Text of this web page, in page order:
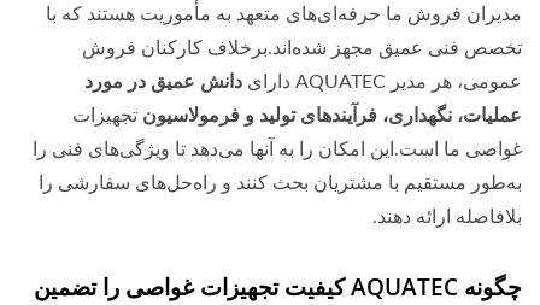
مدیران فروش ما حرفه‌ای‌های متعهد به مأموریت هستند که با
تخصص فنی عمیق مجهز شده‌اند.برخلاف کارکنان فروش
عمومی، هر مدیر AQUATEC دارای
دانش عمیق در مورد
عملیات، نگهداری، فرآیندهای تولید و فرمولاسیون تجهیزات
غواصی ما است.این امکان را به آنها می‌دهد تا ویژگی‌های فنی را
به‌طور مستقیم با مشتریان بحث کنند و راه‌حل‌های سفارشی را
بلافاصله ارائه دهند.
چگونه AQUATEC کیفیت تجهیزات غواصی را تضمین